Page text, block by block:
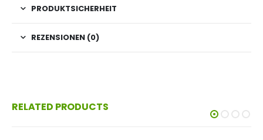
PRODUKTSICHERHEIT
REZENSIONEN (0)
RELATED PRODUCTS